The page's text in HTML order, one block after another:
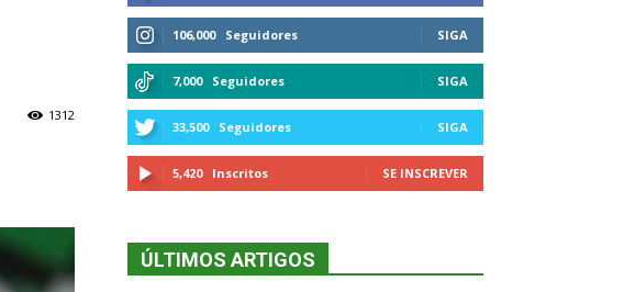
1312
106,000 Seguidores SIGA
7,000 Seguidores SIGA
33,500 Seguidores SIGA
5,420 Inscritos SE INSCREVER
ÚLTIMOS ARTIGOS